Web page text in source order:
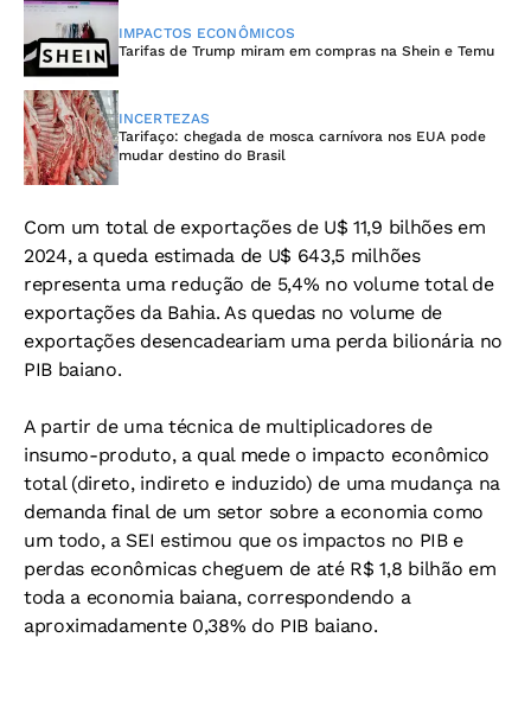
IMPACTOS ECONÔMICOS
Tarifas de Trump miram em compras na Shein e Temu
INCERTEZAS
Tarifaço: chegada de mosca carnívora nos EUA pode
mudar destino do Brasil
Com um total de exportações de U$ 11,9 bilhões em
2024, a queda estimada de U$ 643,5 milhões
representa uma redução de 5,4% no volume total de
exportações da Bahia. As quedas no volume de
exportações desencadeariam uma perda bilionária no
PIB baiano.
A partir de uma técnica de multiplicadores de
insumo-produto, a qual mede o impacto econômico
total (direto, indireto e induzido) de uma mudança na
demanda final de um setor sobre a economia como
um todo, a SEI estimou que os impactos no PIB e
perdas econômicas cheguem de até R$ 1,8 bilhão em
toda a economia baiana, correspondendo a
aproximadamente 0,38% do PIB baiano.